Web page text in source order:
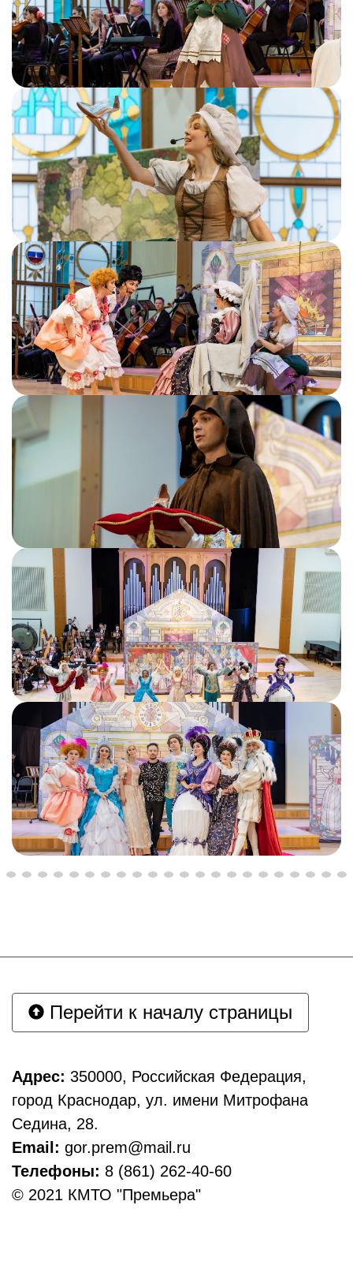
Перейти к началу страницы
Адрес: 350000, Российская Федерация,
город Краснодар, ул. имени Митрофана
Седина, 28.
Email: gor.prem@mail.ru
Телефоны: 8 (861) 262-40-60
© 2021 КМТО "Премьера"